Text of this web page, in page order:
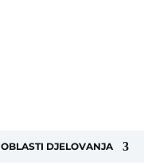
OBLASTI DJELOVANJA